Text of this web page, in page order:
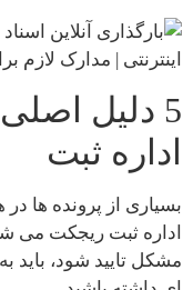
5 دلیل
اداره ثبت
بسیاری از پرونده ها
اداره ثبت ریجکت می
مشکل تایید شود، باید